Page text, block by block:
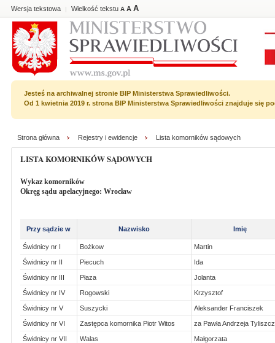
Wersja tekstowa | Wielkość tekstu A A A
Jesteś na archiwalnej stronie BIP Ministerstwa Sprawiedliwości.
Od 1 kwietnia 2019 r. strona BIP Ministerstwa Sprawiedliwości znajduje się
Strona główna Rejestry i ewidencje Lista komorników sądowych
LISTA KOMORNIKÓW SĄDOWYCH
Wykaz komorników
Okręg sądu apelacyjnego: Wrocław
Przy sądzie w Nazwisko Imię
Świdnicy nr I Bożkow Martin
Świdnicy nr II Piecuch Ida
Świdnicy nr III Płaza Jolanta
Świdnicy nr IV Rogowski Krzysztof
Świdnicy nr V Suszycki Aleksander Franciszek
Świdnicy nr VI Zastępca komornika Piotr Witos za Pawła Andrzeja
Świdnicy nr VII Walas Małgorzata